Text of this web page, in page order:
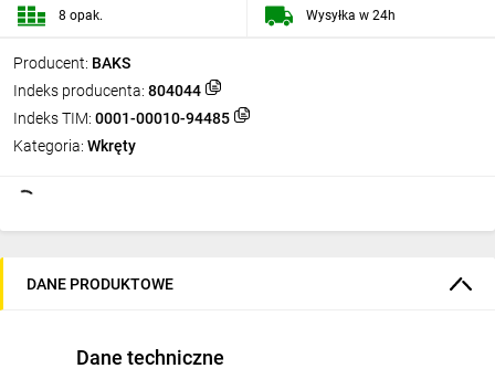
Producent: BAKS
Indeks producenta: 804044
Indeks TIM: 0001-00010-94485
Kategoria: Wkręty
8 opak. Wysyłka w 24h
DANE PRODUKTOWE
Dane techniczne